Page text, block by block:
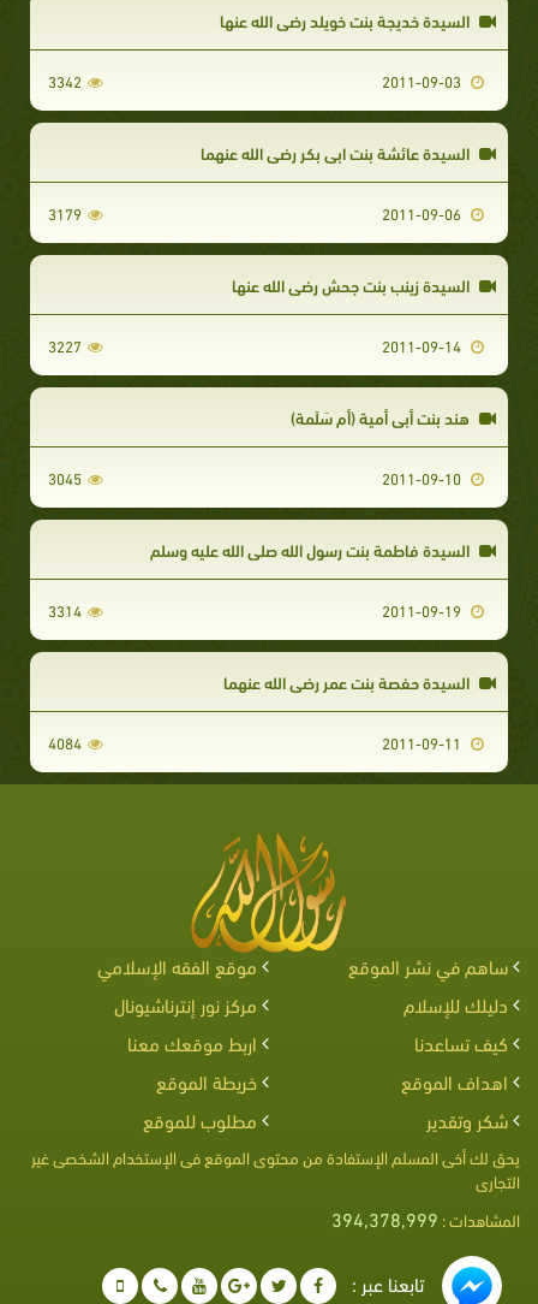
السيدة خديجة بنت خويلد رضي الله عنها
3342
السيدة عائشة بنت ابى بكر رضي الله عنهما
3179
السيدة زينب بنت جحش رضي الله عنها
3227
هند بنت أبي أمية (أم سَلَمة)
3045
السيدة فاطمة بنت رسول الله صلى الله عليه وسلم
3314
السيدة حفصة بنت عمر رضي الله عنهما
4084
ساهم في نشر الموقع
موقع الفقه الإسلامي
دليلك للإسلام
مركز نور إنترناشيونال
كيف تساعدنا
اربط موقعك معنا
اهداف الموقع
خريطة الموقع
شكر وتقدير
مطلوب للموقع
يحق لك أخى المسلم الإستفادة من محتوى الموقع فى الإستخدام الشخصى غير
التجارى
المشاهدات : 394,378,999
تابعنا عبر :